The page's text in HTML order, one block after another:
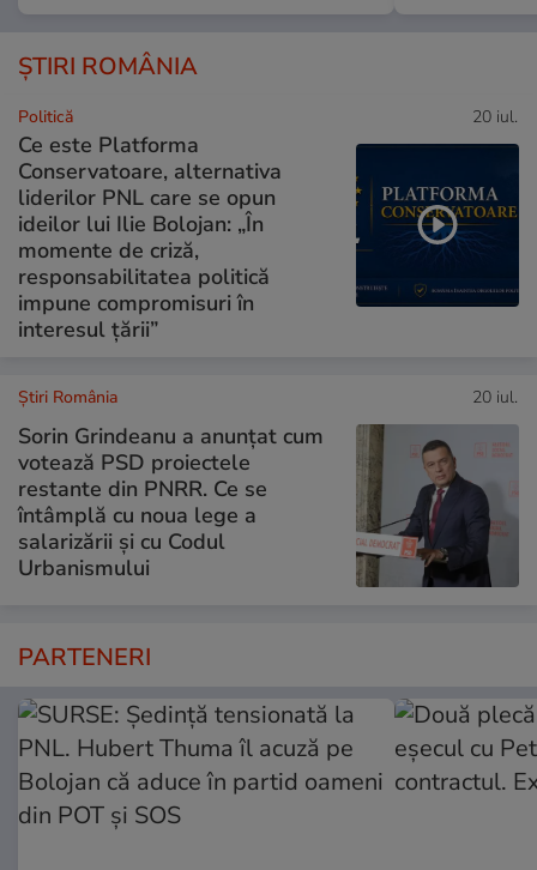
ȘTIRI ROMÂNIA
Politică 20 iul.
Ce este Platforma
Conservatoare, alternativa
liderilor PNL care se opun
ideilor lui Ilie Bolojan: „În
momente de criză,
responsabilitatea politică
impune compromisuri în
interesul țării”
Știri România 20 iul.
Sorin Grindeanu a anunțat cum
votează PSD proiectele
restante din PNRR. Ce se
întâmplă cu noua lege a
salarizării și cu Codul
Urbanismului
PARTENERI